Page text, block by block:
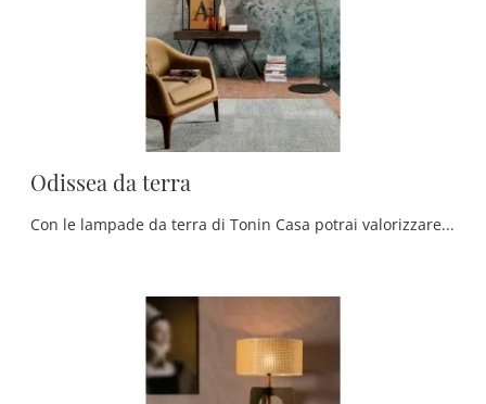
Odissea da terra
Con le lampade da terra di Tonin Casa potrai valorizzare i tuoi spazi: clicca e scopri l'Illuminazione moderna Odissea da terra!